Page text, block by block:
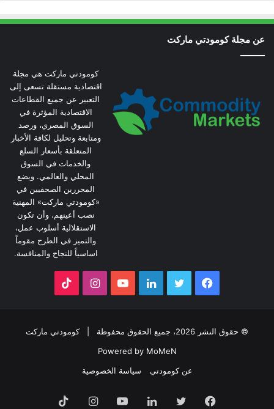
عن مجلة كومودتي ماركت
كومودتي ماركت هي مجلة
اقتصادية مستقلة تسعى إلى
التعبير عن جميع القطاعات
الاقتصادية المؤثرة في
السوق المصري، ورصد
ومتابعة وتحليل لكافة الأخبار
المتعلقة بأسعار السلع
والخدمات في السوق
المحلي والعالمي. ويضع
المحررين الصحفيين في
«كومودتي ماركت» المهنية
نصب أعينهم، وأن تكون
الاستقلالية أسلوب عمل،
والتميز في الطرح مقوماً
اساسياً للنجاح والمنافسة.
فيسبوك تويتر لينكدإنيوتيوبانستقرام
© حقوق النشر 2026، جميع الحقوق محفوظة |
كومودتي ماركت
Powered by MoMeN
عن كومودتي
سياسة الخصوصية
فيسبوك تويتر لينكدإنيوتيوبانستقرام